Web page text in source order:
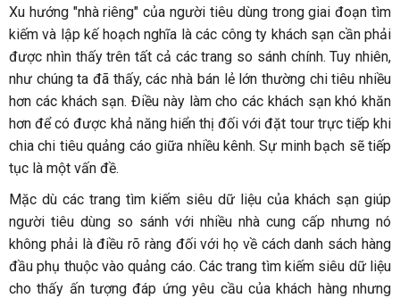
Xu hướng "nhà riêng" của người tiêu dùng trong giai đoạn tìm
kiếm và lập kế hoạch nghĩa là các công ty khách sạn cần phải
được nhìn thấy trên tất cả các trang so sánh chính. Tuy nhiên,
như chúng ta đã thấy, các nhà bán lẻ lớn thường chi tiêu nhiều
hơn các khách sạn. Điều này làm cho các khách sạn khó khăn
hơn để có được khả năng hiển thị đối với đặt tour trực tiếp khi
chia chi tiêu quảng cáo giữa nhiều kênh. Sự minh bạch sẽ tiếp
tục là một vấn đề.
Mặc dù các trang tìm kiếm siêu dữ liệu của khách sạn giúp
người tiêu dùng so sánh với nhiều nhà cung cấp nhưng nó
không phải là điều rõ ràng đối với họ về cách danh sách hàng
đầu phụ thuộc vào quảng cáo. Các trang tìm kiếm siêu dữ liệu
cho thấy ấn tượng đáp ứng yêu cầu của khách hàng nhưng